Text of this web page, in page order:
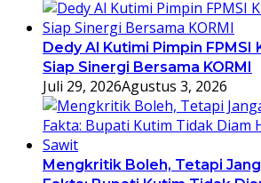
Dedy Al Kutimi Pimpin FPMSI
Siap Sinergi Bersama KORMI
Juli 29, 2026Agustus 3, 2026
Mengkritik Boleh, Tetapi